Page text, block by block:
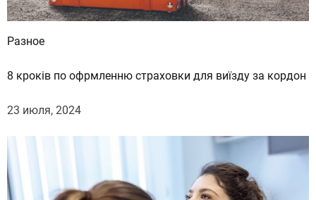
Разное
8 кроків по офрмленню страховки для виїзду за кордон
23 июля, 2024